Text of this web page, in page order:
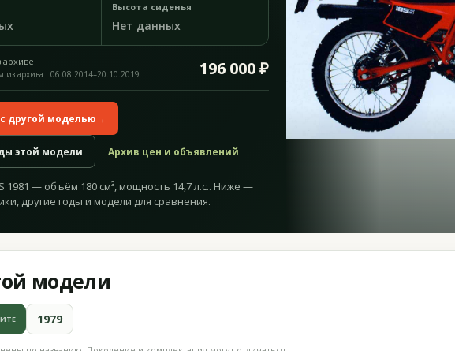
Высота сиденья
Нет данных
архиве 196 000 ₽
из архива · 06.08.2014–20.10.2019
другой моделью→
этой модели Архив цен и объявлений
1981 — объём 180 см³, мощность 14,7 л.с.. Ниже —
другие годы и модели для сравнения.
модели
1979